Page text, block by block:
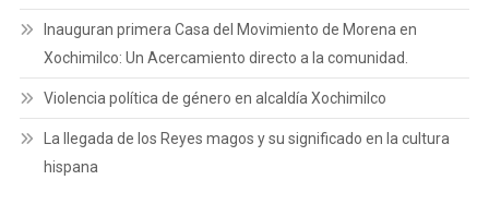
Inauguran primera Casa del Movimiento de Morena en
Xochimilco: Un Acercamiento directo a la comunidad.
Violencia política de género en alcaldía Xochimilco
La llegada de los Reyes magos y su significado en la cultura
hispana